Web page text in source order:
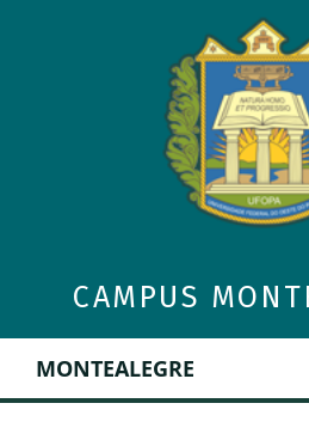
CAMPUS
MONTEALEGRE